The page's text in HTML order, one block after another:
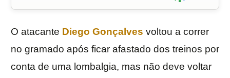
O atacante Diego Gonçalves voltou a correr
no gramado após ficar afastado dos treinos por
conta de uma lombalgia, mas não deve voltar